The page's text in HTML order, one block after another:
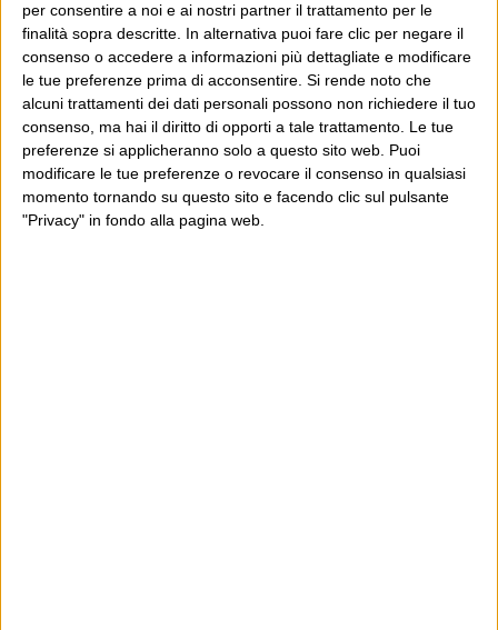
per consentire a noi e ai nostri partner il trattamento per le
finalità sopra descritte. In alternativa puoi fare clic per negare il
consenso o accedere a informazioni più dettagliate e modificare
le tue preferenze prima di acconsentire. Si rende noto che
alcuni trattamenti dei dati personali possono non richiedere il tuo
consenso, ma hai il diritto di opporti a tale trattamento. Le tue
preferenze si applicheranno solo a questo sito web. Puoi
modificare le tue preferenze o revocare il consenso in qualsiasi
momento tornando su questo sito e facendo clic sul pulsante
"Privacy" in fondo alla pagina web.
E per i regali di Natale